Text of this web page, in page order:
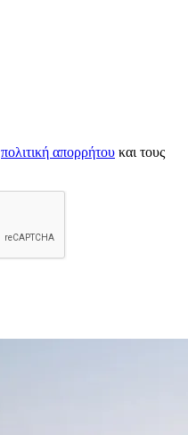
πολιτική απορρήτου και τους